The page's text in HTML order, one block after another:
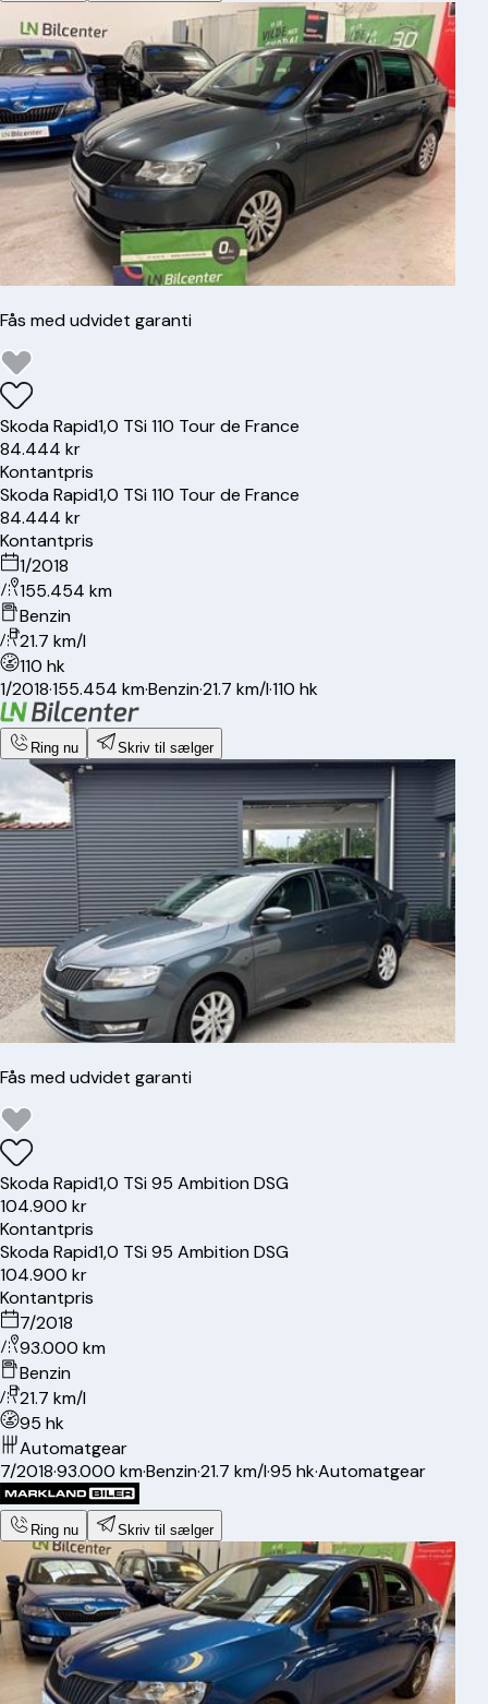
Fås med udvidet garanti
SkodaRapid1,0 TSi 110 Tour de France
84.444 kr
Kontantpris
SkodaRapid1,0 TSi 110 Tour de France
84.444 kr
Kontantpris
1/2018
155.454 km
Benzin
21.7 km/l
110 hk
1/2018·155.454 km·Benzin·21.7 km/l·110 hk
Ring nu Skriv til sælger
Fås med udvidet garanti
SkodaRapid1,0 TSi 95 Ambition DSG
104.900 kr
Kontantpris
SkodaRapid1,0 TSi 95 Ambition DSG
104.900 kr
Kontantpris
7/2018
93.000 km
Benzin
21.7 km/l
95 hk
Automatgear
7/2018·93.000 km·Benzin·21.7 km/l·95 hk·Automatgear
Ring nu Skriv til sælger